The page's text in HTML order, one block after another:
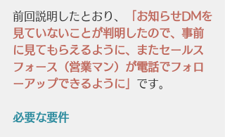
前回説明したとおり、
「お知らせDMを
見ていないことが判明したので、事前
に見てもらえるように、またセールス
フォース（営業マン）が電話でフォロ
ーアップできるように」 です。
必要な要件